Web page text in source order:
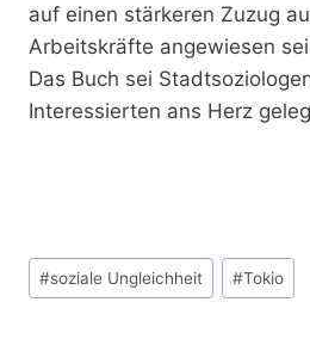
auf einen stärkeren Zuzug
Arbeitskräfte angewiesen
Das Buch sei
Interessierten ans Herz
Schlagworte:
#soziale Ungleichheit #Tokio